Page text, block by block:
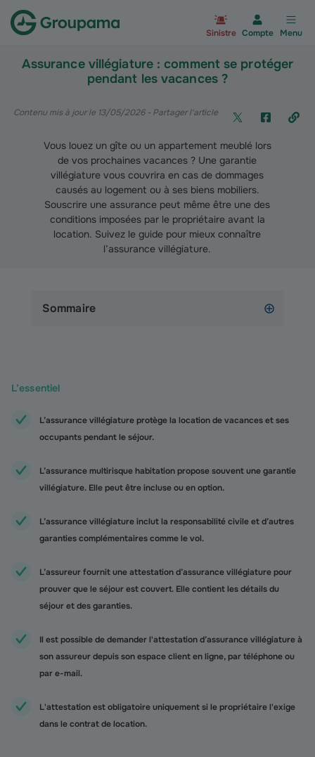
Sinistre Compte Menu
Assurance villégiature : comment se protéger
pendant les vacances ?
Contenu mis à jour le 13/05/2026- Partager l'article
Vous louez un gîte ou un appartement meublé lors
de vos prochaines vacances ? Une garantie
villégiature vous couvrira en cas de dommages
causés au logement ou à ses biens mobiliers.
Souscrire une assurance peut même être une des
conditions imposées par le propriétaire avant la
location. Suivez le guide pour mieux connaître
l’assurance villégiature.
Sommaire
L’essentiel
L’assurance villégiature protège la location de vacances et ses
occupants pendant le séjour.
L’assurance multirisque habitation propose souvent une garantie
villégiature. Elle peut être incluse ou en option.
L’assurance villégiature inclut la responsabilité civile et d’autres
garanties complémentaires comme le vol.
L’assureur fournit une attestation d’assurance villégiature pour
prouver que le séjour est couvert. Elle contient les détails du
séjour et des garanties.
Il est possible de demander l'attestation d’assurance villégiature à
son assureur depuis son espace client en ligne, par téléphone ou
par e-mail.
L'attestation est obligatoire uniquement si le propriétaire l'exige
dans le contrat de location.